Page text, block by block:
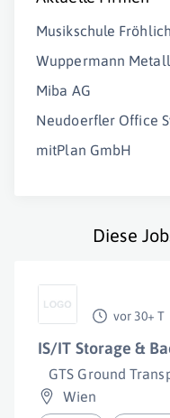
Musikschule Fröhlich
Wuppermann
Miba AG
Neudoerfler Office
mitPlan GmbH
Diese
vor 30+ T
IS/IT Storage &
GTS Ground
Wien